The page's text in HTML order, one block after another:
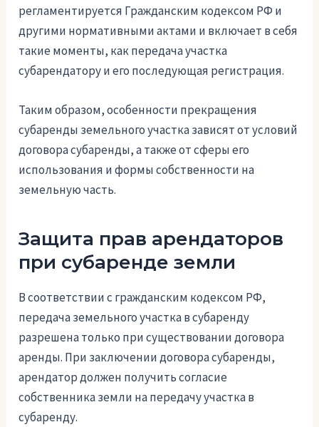
регламентируется Гражданским кодексом РФ и
другими нормативными актами и включает в себя
такие моменты, как передача участка
субарендатору и его последующая регистрация.
Таким образом, особенности прекращения
субаренды земельного участка зависят от условий
договора субаренды, а также от сферы его
использования и формы собственности на
земельную часть.
Защита прав арендаторов
при субаренде земли
В соответствии с гражданским кодексом РФ,
передача земельного участка в субаренду
разрешена только при существовании договора
аренды. При заключении договора субаренды,
арендатор должен получить согласие
собственника земли на передачу участка в
субаренду.